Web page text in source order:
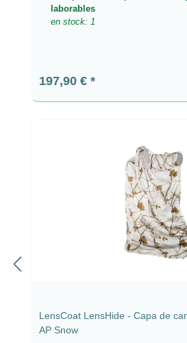
laborables
en stock: 1
Precio normal:
197,90 €
LensCoat LensHide - Capa de
AP Snow